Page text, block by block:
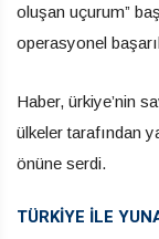
oluşan uçurum”
operasyonel
Haber, ürkiye’nin
ülkeler tarafından
önüne serdi.
TÜRKİYE İLE